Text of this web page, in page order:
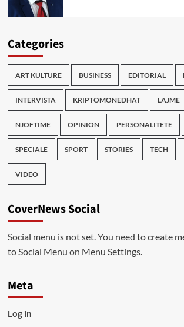
Categories
ART KULTURE BUSINESS EDITORIAL
INTERVISTA KRIPTOMONEDHAT LAJME
NJOFTIME OPINION PERSONALITETE
SPECIALE SPORT STORIES TECH
VIDEO
CoverNews Social
Social menu is not set. You need to create
to Social Menu on Menu Settings.
Meta
Log in